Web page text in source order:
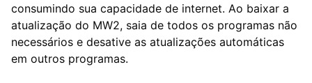
consumindo sua capacidade de internet. Ao baixar a
atualização do MW2, saia de todos os programas não
necessários e desative as atualizações automáticas
em outros programas.